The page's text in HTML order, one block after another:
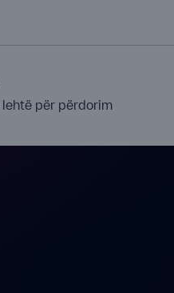
lehtë për përdorim